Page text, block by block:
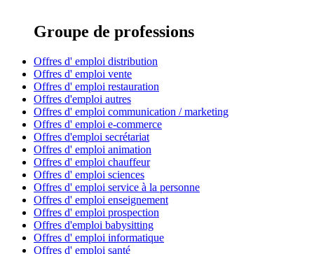
Groupe de professions
Offres d' emploi distribution
Offres d' emploi vente
Offres d' emploi restauration
Offres d'emploi autres
Offres d' emploi communication / marketing
Offres d' emploi e-commerce
Offres d'emploi secrétariat
Offres d' emploi animation
Offres d' emploi chauffeur
Offres d' emploi sciences
Offres d' emploi service à la personne
Offres d' emploi enseignement
Offres d' emploi prospection
Offres d'emploi babysitting
Offres d' emploi informatique
Offres d' emploi santé